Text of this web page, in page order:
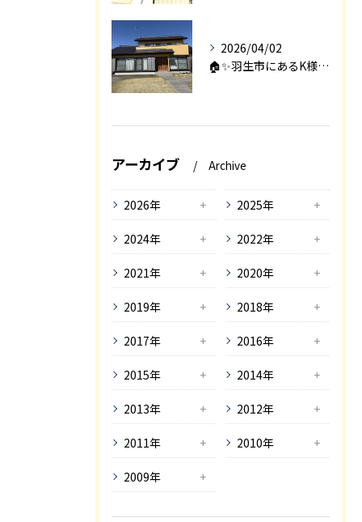
2026/04/02
🏠✨羽生市にあるK様邸は、2008年に㈱エアロックで新築され...
アーカイブ Archive
2026年 2025年
2024年 2022年
2021年 2020年
2019年 2018年
2017年 2016年
2015年 2014年
2013年 2012年
2011年 2010年
2009年